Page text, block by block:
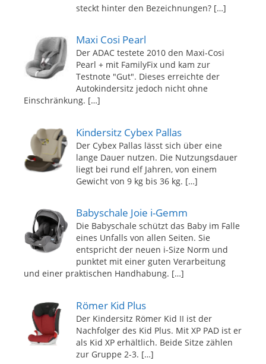
steckt hinter den Bezeichnungen?[…]
Maxi Cosi Pearl
Der ADAC testete 2010 den Maxi-Cosi
Pearl + mit FamilyFix und kam zur
Testnote "Gut". Dieses erreichte der
Autokindersitz jedoch nicht ohne
Einschränkung. […]
Kindersitz Cybex Pallas
Der Cybex Pallas lässt sich über eine
lange Dauer nutzen. Die Nutzungsdauer
liegt bei rund elf Jahren, von einem
Gewicht von 9 kg bis 36 kg. […]
Babyschale Joie i-Gemm
Die Babyschale schützt das Baby im Falle
eines Unfalls von allen Seiten. Sie
entspricht der neuen i-Size Norm und
punktet mit einer guten Verarbeitung
und einer praktischen Handhabung. […]
Römer Kid Plus
Der Kindersitz Römer Kid II ist der
Nachfolger des Kid Plus. Mit XP PAD ist er
als Kid XP erhältlich. Beide Sitze zählen
zur Gruppe 2-3. […]